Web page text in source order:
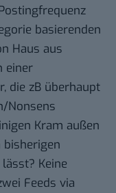
basierenden
Haus aus
einer
die zB überhaupt
Nonsens
Kram außen
Keine
Feeds via